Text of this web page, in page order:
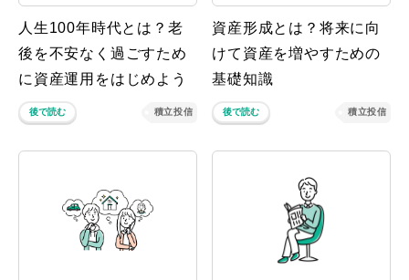
人生100年時代とは？老
後を不安なく過ごすため
に資産運用をはじめよう
後で読む 積立投信
資産形成とは？将来に向
けて資産を増やすための
基礎知識
後で読む 積立投信